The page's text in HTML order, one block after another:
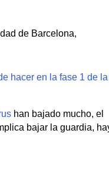
de Barcelona,
hacer en la fase 1 de la
han bajado mucho, el
bajar la guardia,